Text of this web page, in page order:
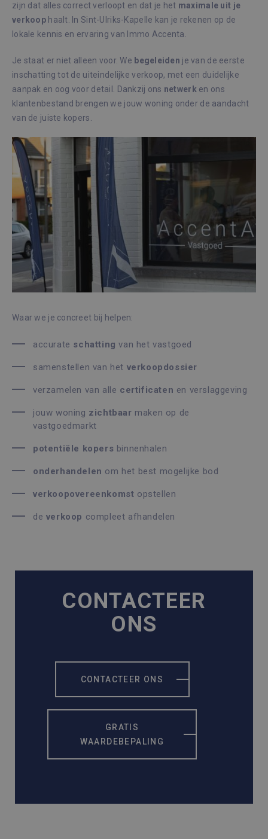
zijn dat alles correct verloopt en dat je het maximale uit je
verkoophaalt. In Sint-Ulriks-Kapelle kan je rekenen op de
lokale kennis en ervaring van Immo Accenta.
Je staat er niet alleen voor. We begeleiden je van de eerste
inschatting tot de uiteindelijke verkoop, met een duidelijke
aanpak en oog voor detail. Dankzij ons netwerk en ons
klantenbestand brengen we jouw woning onder de aandacht
van de juiste kopers.
Waar we je concreet bij helpen:
accurate schatting van het vastgoed
samenstellen van het verkoopdossier
verzamelen van alle certificaten en verslaggeving
jouw woning zichtbaar maken op de
vastgoedmarkt
potentiële kopers binnenhalen
onderhandelen om het best mogelijke bod
verkoopovereenkomst opstellen
de verkoop compleet afhandelen
CONTACTEER
ONS
CONTACTEER ONS
GRATIS
WAARDEBEPALING